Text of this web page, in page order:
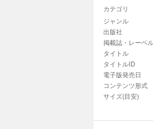
カテゴリ
ジャンル
出版社
掲載誌・レーベ
タイトル
タイトルID
電子版発売日
コンテンツ形式
サイズ(目安)